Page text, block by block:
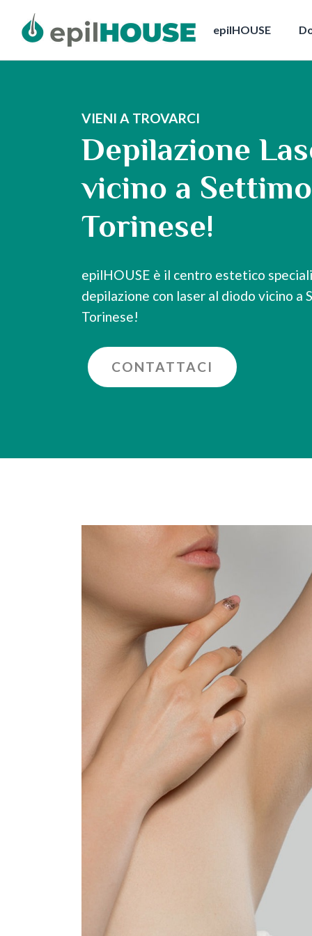
epilHOUSE
VIENI A TROVARCI
Depilazione
vicino a Settimo
Torinese!
epilHOUSE è il centro estetico
depilazione con laser al diodo vicino a
Torinese!
CONTATTACI